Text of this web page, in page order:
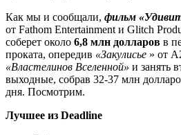
Как мы и сообщали, фильм
от Fathom Entertainment и Glitch
соберет около 6,8 млн долларов в
проката, опередив «Закулисье » от
«Властелинов Вселенной» и занять
выходные, собрав 32-37 млн
дня. Посмотрим.
Лучшее из Deadline